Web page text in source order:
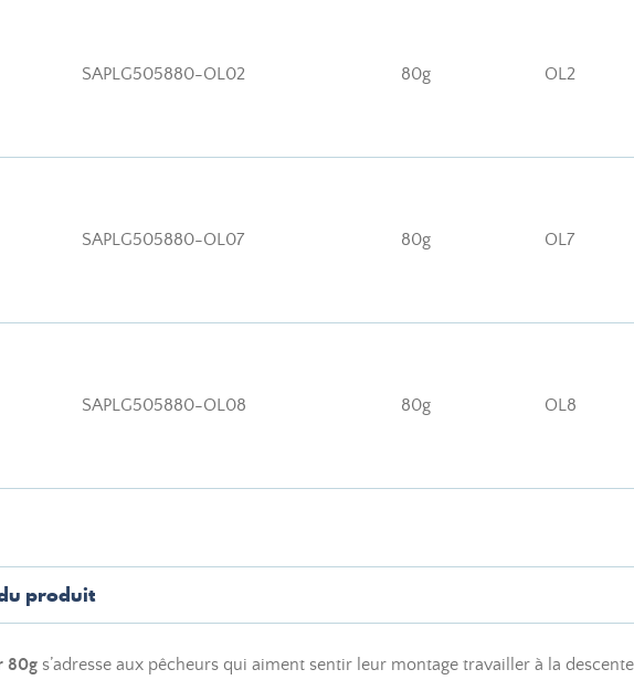
SAPLG505880-OL02 80g OL2
SAPLG505880-OL07 80g OL7
SAPLG505880-OL08 80g OL8
produit
80g s’adresse aux pêcheurs qui aiment sentir leur montage travailler à la